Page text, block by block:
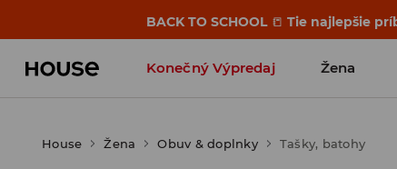
BACK TO SCHOOL 📒 Tie najlepšie
Konečný Výpredaj Žena
House Žena Obuv & doplnky Tašky, batohy